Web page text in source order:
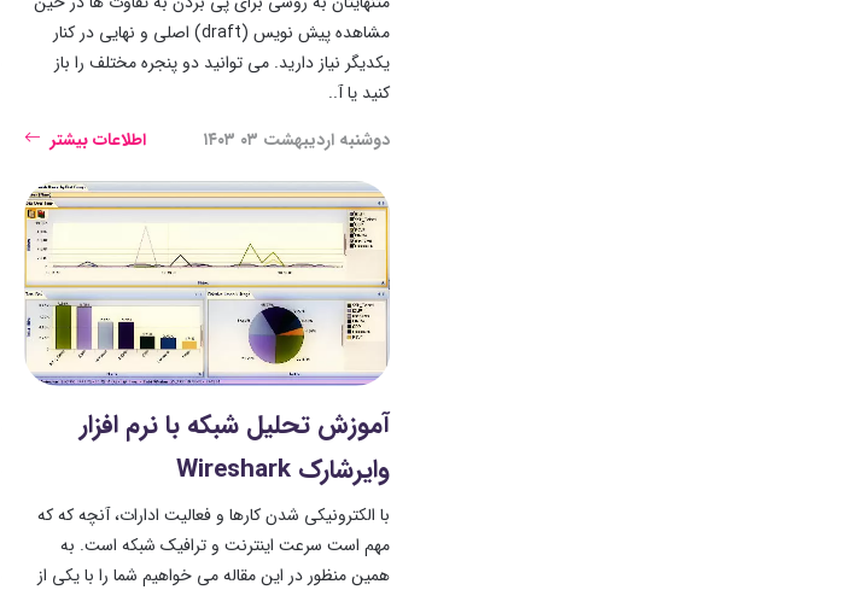
مشاهده پیش ‌نویس (draft) اصلی و نهایی در کنار
یکدیگر نیاز دارید. می ‌توانید دو پنجره مختلف را باز
کنید یا آ..
دوشنبه اردیبهشت ۰۳ ۱۴۰۳
اطلاعات بیشتر
آموزش تحلیل شبکه با نرم افزار
وایرشارک Wireshark
با الکترونیکی شدن کارها و فعالیت ادارات، آنچه که که
مهم است سرعت اینترنت و ترافیک شبکه است. به
همین منظور در این مقاله می خواهیم شما را با یکی از